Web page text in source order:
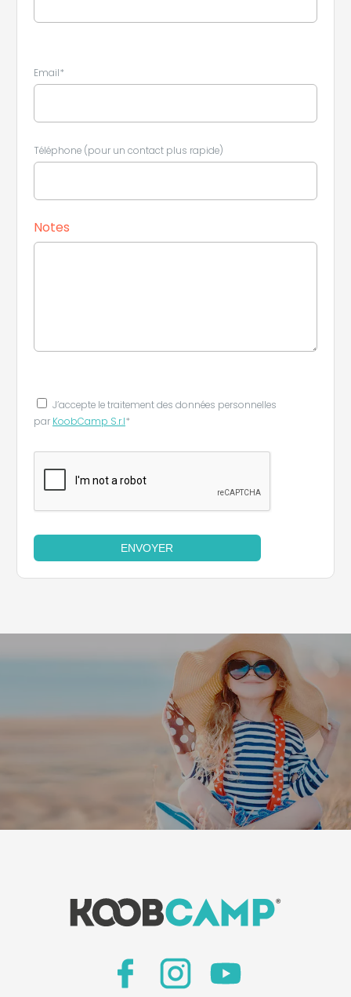
Email*
Téléphone (pour un contact plus rapide)
Notes
J’accepte le traitement des données personnelles
par KoobCamp S.r.l*
ENVOYER